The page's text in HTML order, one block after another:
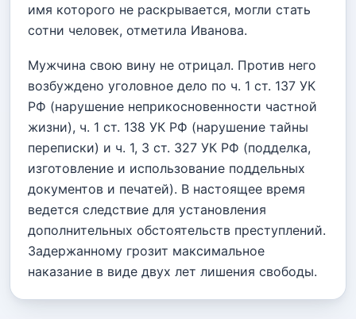
имя которого не раскрывается, могли стать
сотни человек, отметила Иванова.
Мужчина свою вину не отрицал. Против него
возбуждено уголовное дело по ч. 1 ст. 137 УК
РФ (нарушение неприкосновенности частной
жизни), ч. 1 ст. 138 УК РФ (нарушение тайны
переписки) и ч. 1, 3 ст. 327 УК РФ (подделка,
изготовление и использование поддельных
документов и печатей). В настоящее время
ведется следствие для установления
дополнительных обстоятельств преступлений.
Задержанному грозит максимальное
наказание в виде двух лет лишения свободы.